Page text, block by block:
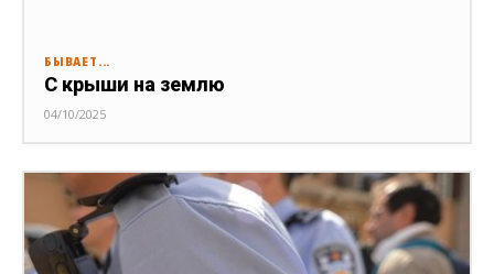
БЫВАЕТ...
С крыши на землю
04/10/2025